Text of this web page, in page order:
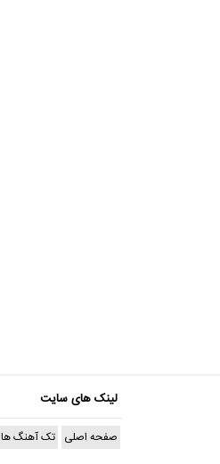
لینک های سایت
صفحه اصلی تک آهنگ ها